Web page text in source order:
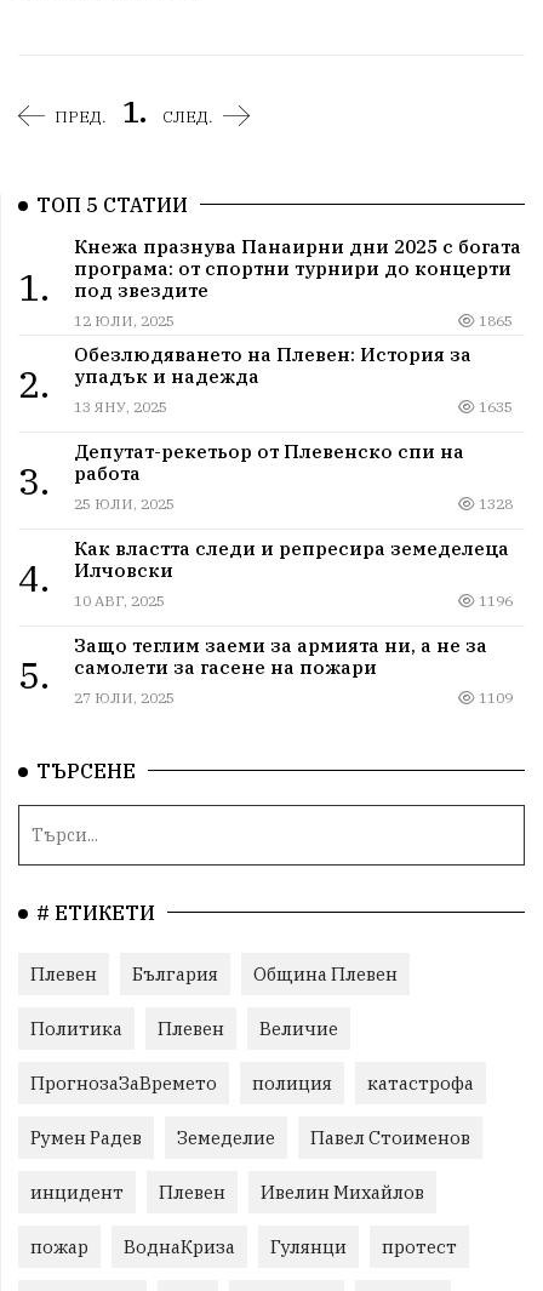
ПРЕД. 1. СЛЕД.
ТОП 5 СТАТИИ
1.
Кнежа празнува Панаирни дни 2025 с богата
програма: от спортни турнири до концерти
под звездите
12 ЮЛИ, 2025 1865
2.
Обезлюдяването на Плевен: История за
упадък и надежда
13 ЯНУ, 2025 1635
3.
Депутат-рекетьор от Плевенско спи на
работа
25 ЮЛИ, 2025 1328
4.
Как властта следи и репресира земеделеца
Илчовски
10 АВГ, 2025 1196
5.
Защо теглим заеми за армията ни, а не за
самолети за гасене на пожари
27 ЮЛИ, 2025 1109
ТЪРСЕНЕ
# ЕТИКЕТИ
Плевен България Община Плевен
Политика Плевен Величие
ПрогнозаЗаВремето полиция катастрофа
Румен Радев Земеделие Павел Стоименов
инцидент Плевен Ивелин Михайлов
пожар ВоднаКриза Гулянци протест